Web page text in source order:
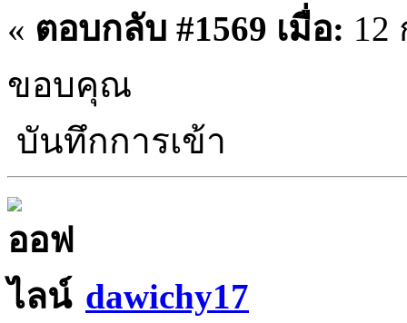
« ตอบกลับ #1569 เมื่อ: 12
ขอบคุณ
บันทึกการเข้า
dawichy17